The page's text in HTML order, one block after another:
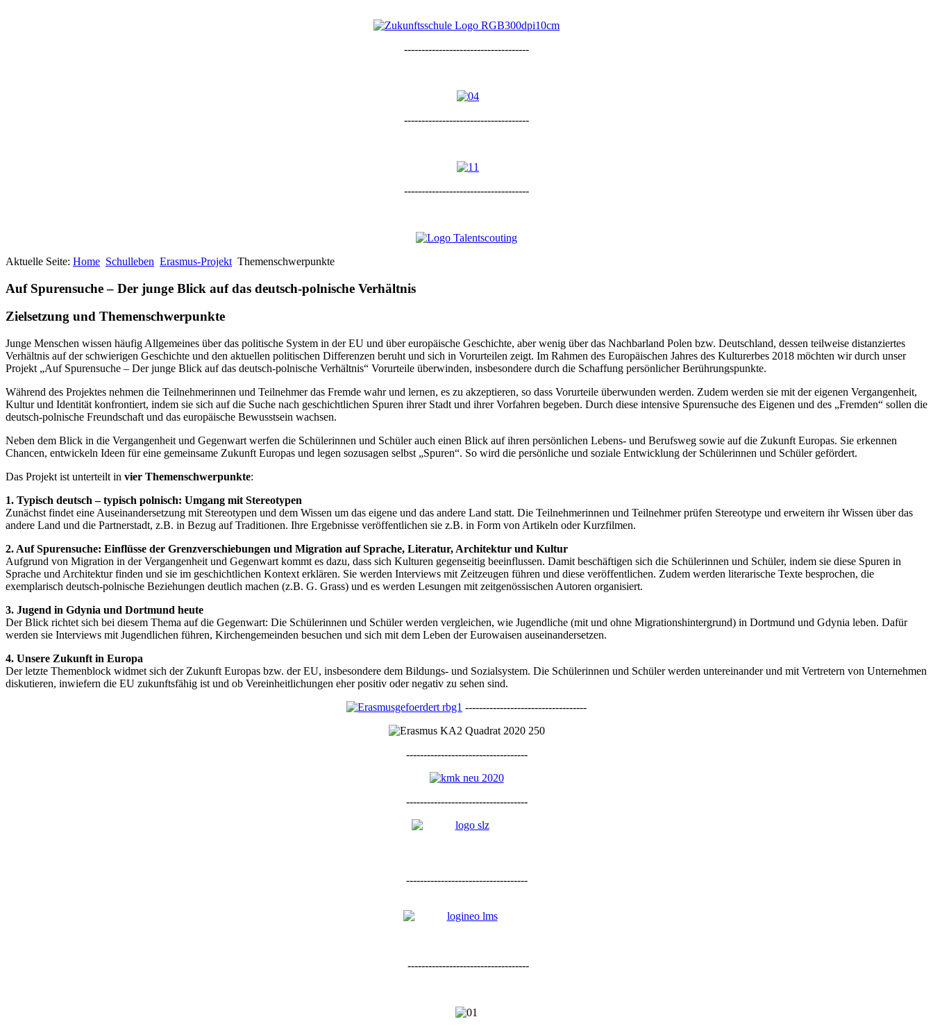
------------------------------------
------------------------------------
------------------------------------
Aktuelle Seite: Home Schulleben Erasmus-Projekt Themenschwerpunkte
Auf Spurensuche – Der junge Blick auf das deutsch-polnische Verhältnis
Zielsetzung und Themenschwerpunkte
Junge Menschen wissen häufig Allgemeines über das politische System in der EU und über europäische Geschichte, aber wenig über das Nachbarland Polen bzw. Deutschland, dessen teilweise distanziertes
Verhältnis auf der schwierigen Geschichte und den aktuellen politischen Differenzen beruht und sich in Vorurteilen zeigt. Im Rahmen des Europäischen Jahres des Kulturerbes 2018 möchten wir durch unser
Projekt „Auf Spurensuche – Der junge Blick auf das deutsch-polnische Verhältnis“ Vorurteile überwinden, insbesondere durch die Schaffung persönlicher Berührungspunkte.
Während des Projektes nehmen die Teilnehmerinnen und Teilnehmer das Fremde wahr und lernen, es zu akzeptieren, so dass Vorurteile überwunden werden. Zudem werden sie mit der eigenen Vergangenheit,
Kultur und Identität konfrontiert, indem sie sich auf die Suche nach geschichtlichen Spuren ihrer Stadt und ihrer Vorfahren begeben. Durch diese intensive Spurensuche des Eigenen und des „Fremden“ sollen die
deutsch-polnische Freundschaft und das europäische Bewusstsein wachsen.
Neben dem Blick in die Vergangenheit und Gegenwart werfen die Schülerinnen und Schüler auch einen Blick auf ihren persönlichen Lebens- und Berufsweg sowie auf die Zukunft Europas. Sie erkennen
Chancen, entwickeln Ideen für eine gemeinsame Zukunft Europas und legen sozusagen selbst „Spuren“. So wird die persönliche und soziale Entwicklung der Schülerinnen und Schüler gefördert.
Das Projekt ist unterteilt in vier Themenschwerpunkte:
1. Typisch deutsch – typisch polnisch: Umgang mit Stereotypen
Zunächst findet eine Auseinandersetzung mit Stereotypen und dem Wissen um das eigene und das andere Land statt. Die Teilnehmerinnen und Teilnehmer prüfen Stereotype und erweitern ihr Wissen über das
andere Land und die Partnerstadt, z.B. in Bezug auf Traditionen. Ihre Ergebnisse veröffentlichen sie z.B. in Form von Artikeln oder Kurzfilmen.
2. Auf Spurensuche: Einflüsse der Grenzverschiebungen und Migration auf Sprache, Literatur, Architektur und Kultur
Aufgrund von Migration in der Vergangenheit und Gegenwart kommt es dazu, dass sich Kulturen gegenseitig beeinflussen. Damit beschäftigen sich die Schülerinnen und Schüler, indem sie diese Spuren in
Sprache und Architektur finden und sie im geschichtlichen Kontext erklären. Sie werden Interviews mit Zeitzeugen führen und diese veröffentlichen. Zudem werden literarische Texte besprochen, die
exemplarisch deutsch-polnische Beziehungen deutlich machen (z.B. G. Grass) und es werden Lesungen mit zeitgenössischen Autoren organisiert.
3. Jugend in Gdynia und Dortmund heute
Der Blick richtet sich bei diesem Thema auf die Gegenwart: Die Schülerinnen und Schüler werden vergleichen, wie Jugendliche (mit und ohne Migrationshintergrund) in Dortmund und Gdynia leben. Dafür
werden sie Interviews mit Jugendlichen führen, Kirchengemeinden besuchen und sich mit dem Leben der Eurowaisen auseinandersetzen.
4. Unsere Zukunft in Europa
Der letzte Themenblock widmet sich der Zukunft Europas bzw. der EU, insbesondere dem Bildungs- und Sozialsystem. Die Schülerinnen und Schüler werden untereinander und mit Vertretern von Unternehmen
diskutieren, inwiefern die EU zukunftsfähig ist und ob Vereinheitlichungen eher positiv oder negativ zu sehen sind.
-----------------------------------
-----------------------------------
-----------------------------------
-----------------------------------
-----------------------------------